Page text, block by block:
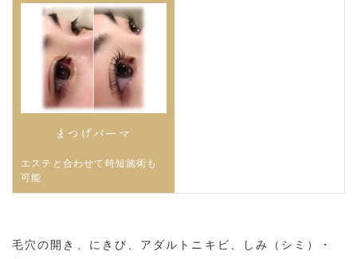
まつげパーマ
エステと合わせて時短施術も
可能
毛穴の開き、にきび、アダルトニキビ、しみ（シミ）・